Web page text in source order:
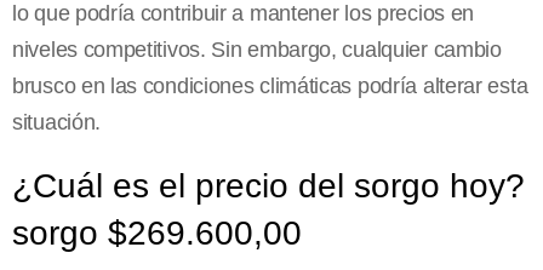
lo que podría contribuir a mantener los precios en
niveles competitivos. Sin embargo, cualquier cambio
brusco en las condiciones climáticas podría alterar esta
situación.
¿Cuál es el precio del sorgo hoy?
sorgo $269.600,00